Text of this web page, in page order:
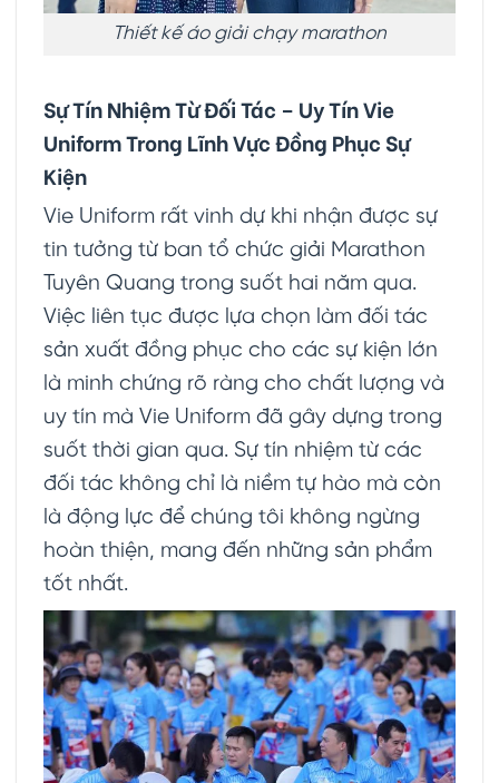
Thiết kế áo giải chạy marathon
Sự Tín Nhiệm Từ Đối Tác – Uy Tín Vie
Uniform Trong Lĩnh Vực Đồng Phục Sự
Kiện
Vie Uniform rất vinh dự khi nhận được sự
tin tưởng từ ban tổ chức giải Marathon
Tuyên Quang trong suốt hai năm qua.
Việc liên tục được lựa chọn làm đối tác
sản xuất đồng phục cho các sự kiện lớn
là minh chứng rõ ràng cho chất lượng và
uy tín mà Vie Uniform đã gây dựng trong
suốt thời gian qua. Sự tín nhiệm từ các
đối tác không chỉ là niềm tự hào mà còn
là động lực để chúng tôi không ngừng
hoàn thiện, mang đến những sản phẩm
tốt nhất.